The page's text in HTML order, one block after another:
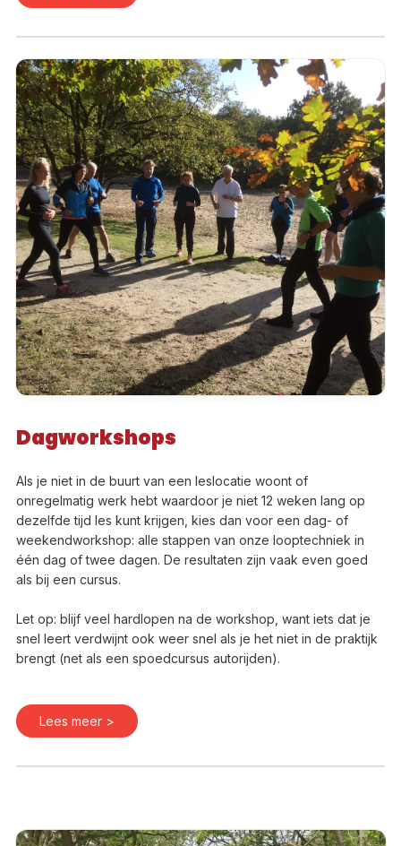
Dagworkshops
Als je niet in de buurt van een leslocatie woont of
onregelmatig werk hebt waardoor je niet 12 weken lang op
dezelfde tijd les kunt krijgen, kies dan voor een dag- of
weekendworkshop: alle stappen van onze looptechniek in
één dag of twee dagen. De resultaten zijn vaak even goed
als bij een cursus.
Let op: blijf veel hardlopen na de workshop, want iets dat je
snel leert verdwijnt ook weer snel als je het niet in de praktijk
brengt (net als een spoedcursus autorijden).
Lees meer >